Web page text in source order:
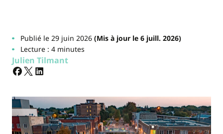
Publié le 29 juin 2026(Mis à jour le 6 juill. 2026)
Lecture : 4 minutes
Julien Tilmant